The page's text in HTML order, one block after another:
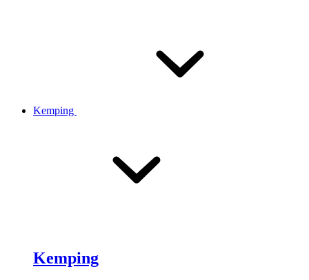
Kemping
Kemping